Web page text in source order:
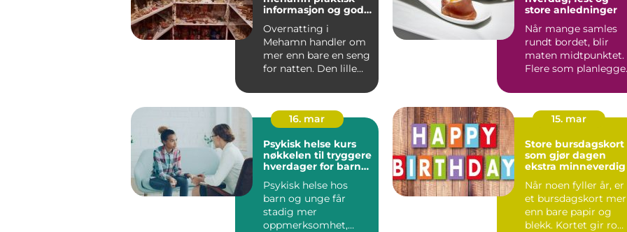
informasjon og gode
Overnatting i
Mehamn handler om
mer enn bare en seng
for natten. Den lille
nordøst i ...
store anledninger
Når mange samles
rundt bordet, blir
maten midtpunktet.
Flere som
...
16. mar
Psykisk helse kurs
nøkkelen til tryggere
hverdager for barn
Psykisk helse hos
barn og unge får
stadig mer
oppmerksomhet,
15. mar
Store bursdagskort
som gjør dagen
ekstra minneverdig
Når noen fyller år, er
et bursdagskort mer
enn bare papir og
blekk. Kortet gir rom